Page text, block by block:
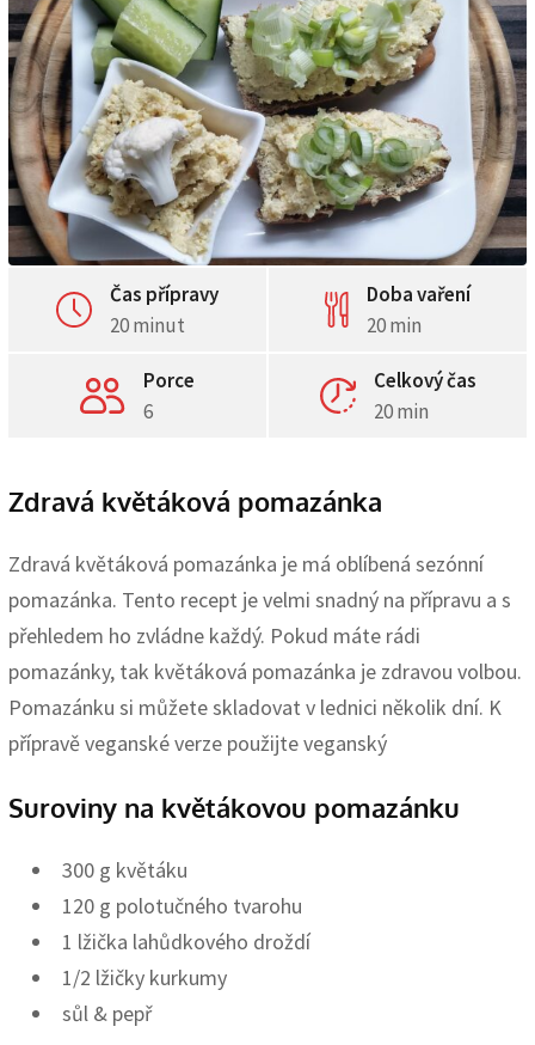
Čas přípravy
20 minut
Doba vaření
20 min
Porce
6
Celkový čas
20 min
Zdravá květáková pomazánka
Zdravá květáková pomazánka je má oblíbená sezónní
pomazánka. Tento recept je velmi snadný na přípravu a s
přehledem ho zvládne každý. Pokud máte rádi
pomazánky, tak květáková pomazánka je zdravou volbou.
Pomazánku si můžete skladovat v lednici několik dní. K
přípravě veganské verze použijte veganský
Suroviny na květákovou pomazánku
300 g květáku
120 g polotučného tvarohu
1 lžička lahůdkového droždí
1/2 lžičky kurkumy
sůl & pepř